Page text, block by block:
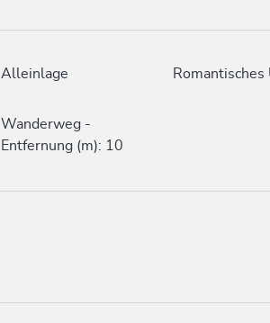
Alleinlage Romantisches
Wanderweg -
Entfernung (m): 10